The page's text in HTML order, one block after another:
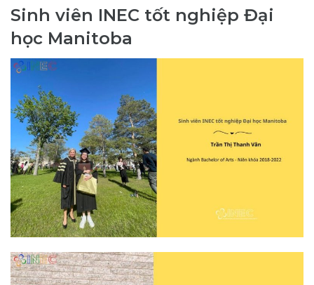
Sinh viên INEC tốt nghiệp Đại
học Manitoba